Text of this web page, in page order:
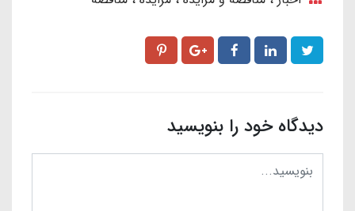
دیدگاه خود را بنویسید